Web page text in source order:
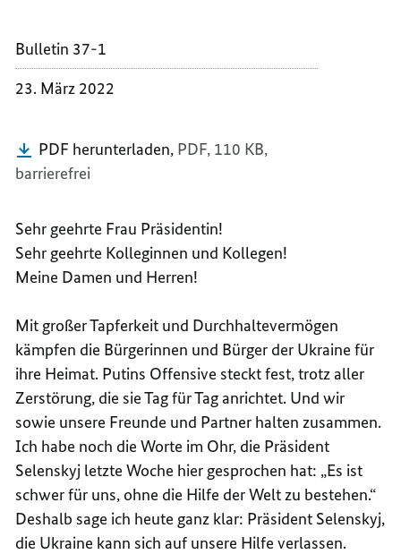
Bulletin 37-1
23. März 2022
PDF herunterladen, PDF, 110 KB,
barrierefrei
Sehr geehrte Frau Präsidentin!
Sehr geehrte Kolleginnen und Kollegen!
Meine Damen und Herren!
Mit großer Tapferkeit und Durchhaltevermögen
kämpfen die Bürgerinnen und Bürger der Ukraine für
ihre Heimat. Putins Offensive steckt fest, trotz aller
Zerstörung, die sie Tag für Tag anrichtet. Und wir
sowie unsere Freunde und Partner halten zusammen.
Ich habe noch die Worte im Ohr, die Präsident
Selenskyj letzte Woche hier gesprochen hat: „Es ist
schwer für uns, ohne die Hilfe der Welt zu bestehen.“
Deshalb sage ich heute ganz klar: Präsident Selenskyj,
die Ukraine kann sich auf unsere Hilfe verlassen.